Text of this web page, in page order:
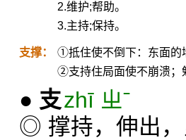
2.维护;帮助。
3.主持;保持。
支撑：
①抵住使不倒下：东面的
②支持住局面使不崩溃；
● 支zhī ㄓˉ
◎ 撑持，伸出，